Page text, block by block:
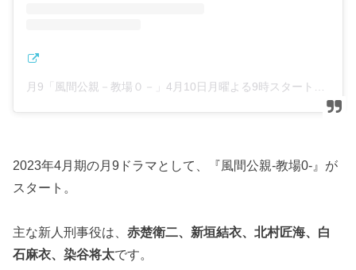
2023年4月期の月9ドラマとして、『風間公親-教場0-』が
スタート。
主な新人刑事役は、赤楚衛二、新垣結衣、北村匠海、白
石麻衣、染谷将太です。